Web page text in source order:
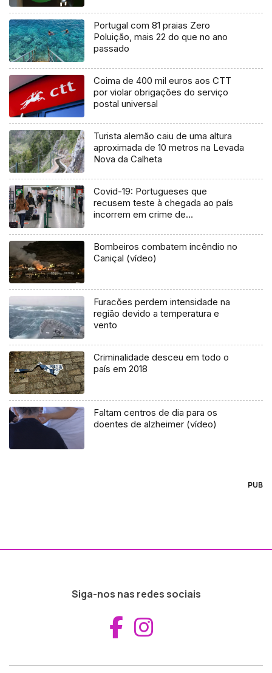
Portugal com 81 praias Zero
Poluição, mais 22 do que no ano
passado
Coima de 400 mil euros aos CTT
por violar obrigações do serviço
postal universal
Turista alemão caiu de uma altura
aproximada de 10 metros na Levada
Nova da Calheta
Covid-19: Portugueses que
recusem teste à chegada ao país
incorrem em crime de
Bombeiros combatem incêndio no
Caniçal (vídeo)
Furacões perdem intensidade na
região devido a temperatura e
vento
Criminalidade desceu em todo o
país em 2018
Faltam centros de dia para os
doentes de alzheimer (vídeo)
PUB
Siga-nos nas redes sociais
Aceder ao